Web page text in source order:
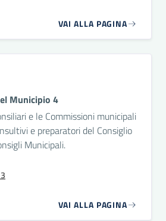
VAI ALLA PAGINA
Municipio 4
e le Commissioni municipali
e preparatori del Consiglio
Municipali.
VAI ALLA PAGINA